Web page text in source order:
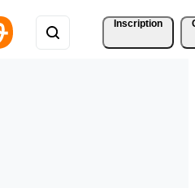
Inscription